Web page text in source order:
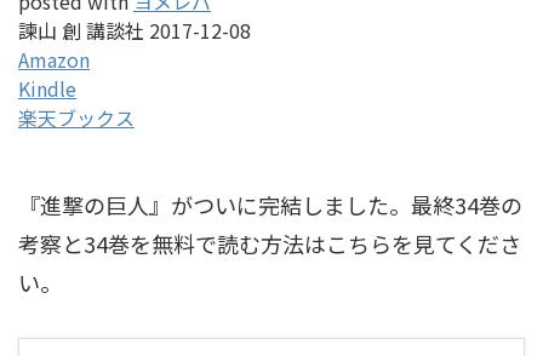
諫山 創 講談社 2017-12-08
Amazon
Kindle
楽天ブックス
『進撃の巨人』がついに完結しました。最終34巻の
考察と34巻を無料で読む方法はこちらを見てくださ
い。